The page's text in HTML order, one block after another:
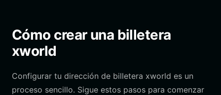
Cómo crear una billetera
xworld
Configurar tu dirección de billetera xworld es un
proceso sencillo. Sigue estos pasos para comenzar